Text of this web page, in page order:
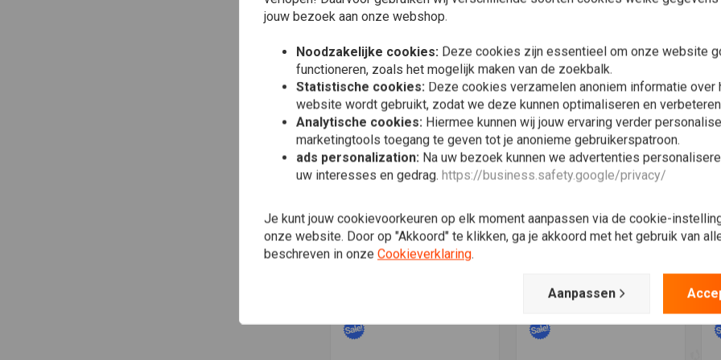
Zeskant (Hex) CR 180
€6,19 €7,95
Zeskant (Hex) CR 205
€6,19 €7,95
jouw bezoek aan onze webshop.
Noodzakelijke cookies: Deze cookies zijn essentieel om onze website
functioneren, zoals het mogelijk maken van de zoekbalk.
Statistische cookies: Deze cookies verzamelen anoniem informatie over
website wordt gebruikt, zodat we deze kunnen optimaliseren en
Analytische cookies: Hiermee kunnen wij jouw ervaring verder
marketingtools toegang te geven tot je anonieme gebruikerspatroon.
ads personalization: Na uw bezoek kunnen we advertenties
uw interesses en gedrag. https://business.safety.google/privacy/
Je kunt jouw cookievoorkeuren op elk moment aanpassen via de cookie-
onze website. Door op "Akkoord" te klikken, ga je akkoord met het gebruik van
beschreven in onze Cookieverklaring.
Aanpassen